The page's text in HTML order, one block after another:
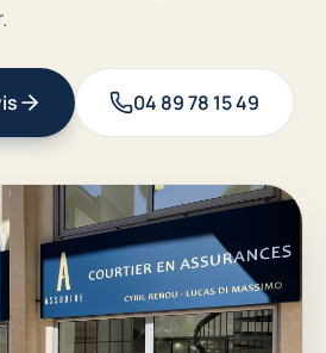
04 89 78 15 49